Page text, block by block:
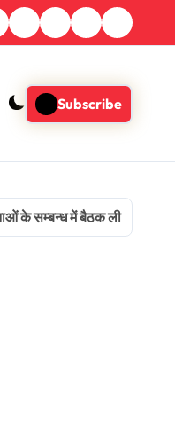
Subscribe
के सम्बन्ध में बैठक ली